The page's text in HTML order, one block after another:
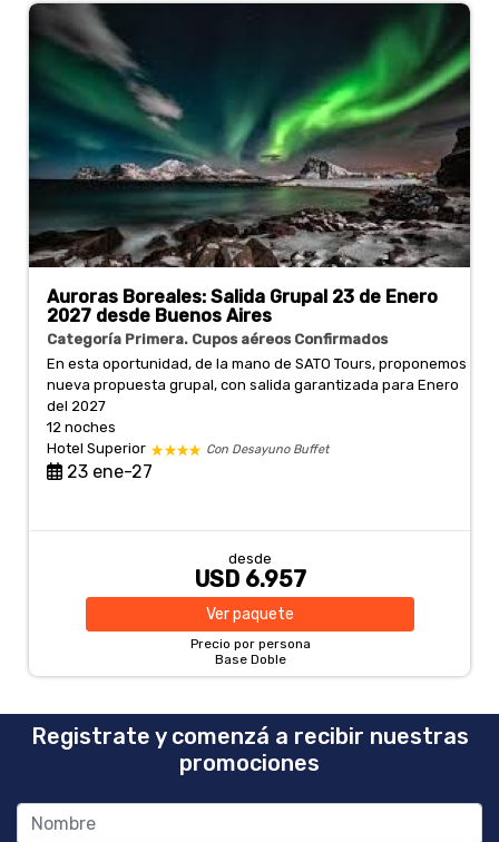
Auroras Boreales: Salida Grupal 23 de Enero
2027 desde Buenos Aires
Categoría Primera. Cupos aéreos Confirmados
En esta oportunidad, de la mano de SATO Tours, proponemos
nueva propuesta grupal, con salida garantizada para Enero
del 2027
12 noches
Hotel Superior
Con Desayuno Buffet
23 ene-27
desde
USD 6.957
Verpaquete
Precio por persona
Base Doble
Registrate y comenzá a recibir nuestras
promociones